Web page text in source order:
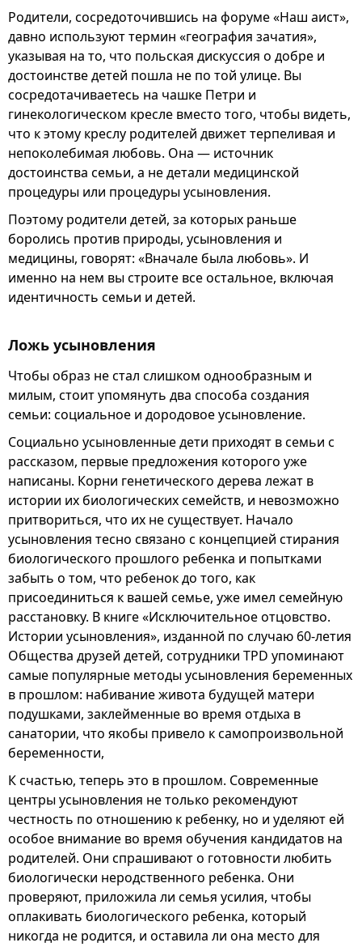
Родители, сосредоточившись на форуме «Наш аист»,
давно используют термин «география зачатия»,
указывая на то, что польская дискуссия о добре и
достоинстве детей пошла не по той улице. Вы
сосредотачиваетесь на чашке Петри и
гинекологическом кресле вместо того, чтобы видеть,
что к этому креслу родителей движет терпеливая и
непоколебимая любовь. Она — источник
достоинства семьи, а не детали медицинской
процедуры или процедуры усыновления.
Поэтому родители детей, за которых раньше
боролись против природы, усыновления и
медицины, говорят: «Вначале была любовь». И
именно на нем вы строите все остальное, включая
идентичность семьи и детей.
Ложь усыновления
Чтобы образ не стал слишком однообразным и
милым, стоит упомянуть два способа создания
семьи: социальное и дородовое усыновление.
Социально усыновленные дети приходят в семьи с
рассказом, первые предложения которого уже
написаны. Корни генетического дерева лежат в
истории их биологических семейств, и невозможно
притвориться, что их не существует. Начало
усыновления тесно связано с концепцией стирания
биологического прошлого ребенка и попытками
забыть о том, что ребенок до того, как
присоединиться к вашей семье, уже имел семейную
расстановку. В книге «Исключительное отцовство.
Истории усыновления», изданной по случаю 60-летия
Общества друзей детей, сотрудники TPD упоминают
самые популярные методы усыновления беременных
в прошлом: набивание живота будущей матери
подушками, заклейменные во время отдыха в
санатории, что якобы привело к самопроизвольной
беременности,
К счастью, теперь это в прошлом. Современные
центры усыновления не только рекомендуют
честность по отношению к ребенку, но и уделяют ей
особое внимание во время обучения кандидатов на
родителей. Они спрашивают о готовности любить
биологически неродственного ребенка. Они
проверяют, приложила ли семья усилия, чтобы
оплакивать биологического ребенка, который
никогда не родится, и оставила ли она место для